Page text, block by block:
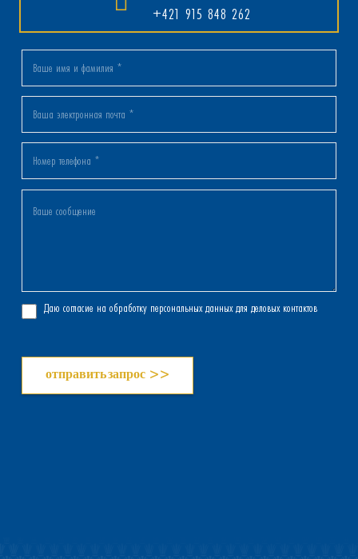
+421 915 848 262
Даю согласие на обработку персональных данных для деловых контактов